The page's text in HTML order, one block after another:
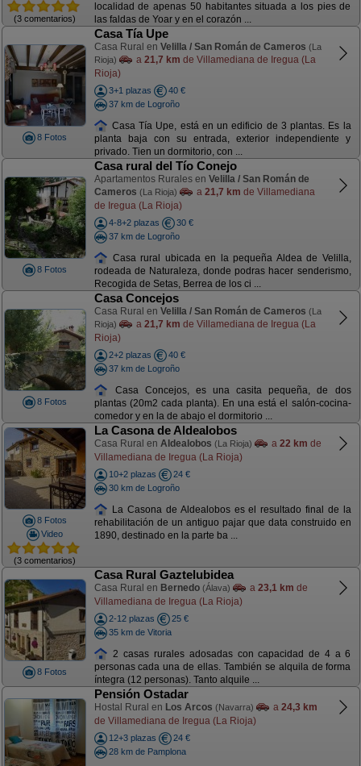
(3 comentarios)
localidad de apenas 50 habitantes situada a los pies de
las faldas de Yoar y en el corazón ...
8 Fotos
Casa Tía Upe
Casa Rural en Velilla / San Román de Cameros (La
Rioja)
a 21,7 km de Villamediana de Iregua (La
Rioja)
3+1 plazas
40 €
37 km de Logroño
Casa Tía Upe, está en un edificio de 3 plantas. Es la
planta baja con su entrada, exterior independiente y
privado. Tien un dormitorio, con ...
8 Fotos
Casa rural del Tío Conejo
Apartamentos Rurales en Velilla / San Román de
Cameros (La Rioja) a 21,7 km de Villamediana
de Iregua (La Rioja)
4-8+2 plazas
30 €
37 km de Logroño
Casa rural ubicada en la pequeña Aldea de Velilla,
rodeada de Naturaleza, donde podras hacer senderismo,
Recogida de Setas, Berrea de los ci ...
8 Fotos
Casa Concejos
Casa Rural en Velilla / San Román de Cameros (La
Rioja)
a 21,7 km de Villamediana de Iregua (La
Rioja)
2+2 plazas
40 €
37 km de Logroño
Casa Concejos, es una casita pequeña, de dos
plantas (20m2 cada planta). En una está el salón-cocina-
comedor y en la de abajo el dormitorio ...
8 Fotos
Video
(3 comentarios)
La Casona de Aldealobos
Casa Rural en Aldealobos (La Rioja) a 22 km de
Villamediana de Iregua (La Rioja)
10+2 plazas
24 €
30 km de Logroño
La Casona de Aldealobos es el resultado final de la
rehabilitación de un antiguo pajar que data construido en
1890, destinado en la parte ba ...
8 Fotos
Casa Rural Gaztelubidea
Casa Rural en Bernedo (Álava) a 23,1 km de
Villamediana de Iregua (La Rioja)
2-12 plazas
25 €
35 km de Vitoria
2 casas rurales adosadas con capacidad de 4 a 6
personas cada una de ellas. También se alquila de forma
íntegra (12 personas). Tanto alquile ...
Pensión Ostadar
Hostal Rural en Los Arcos (Navarra) a 24,3 km
de Villamediana de Iregua (La Rioja)
12+3 plazas
24 €
28 km de Pamplona